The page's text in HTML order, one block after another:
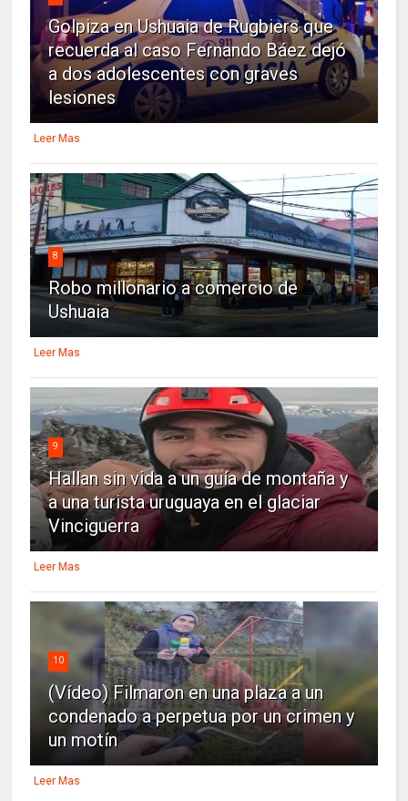
Golpiza en Ushuaia de Rugbiers que
recuerda al caso Fernando Báez dejó
a dos adolescentes con graves
lesiones
Leer Mas
8
Robo millonario a comercio de
Ushuaia
Leer Mas
9
Hallan sin vida a un guía de montaña y
a una turista uruguaya en el glaciar
Vinciguerra
Leer Mas
10
(Vídeo) Filmaron en una plaza a un
condenado a perpetua por un crimen y
un motín
Leer Mas